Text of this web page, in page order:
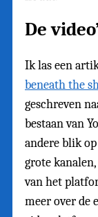
De
Ik las een
beneath the
geschreven
bestaan van
andere blik
grote
van het
meer over de